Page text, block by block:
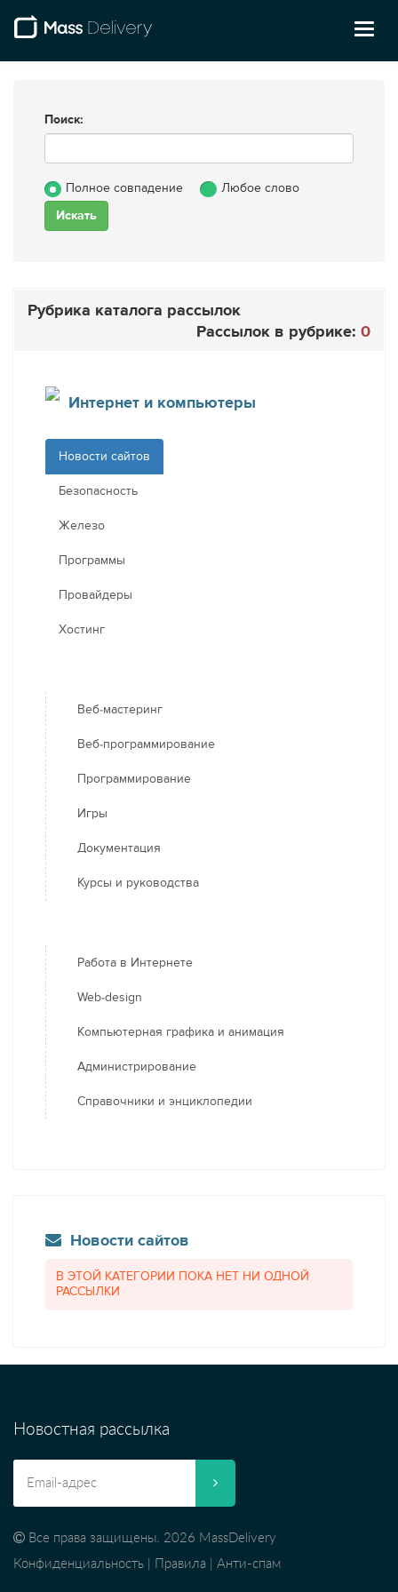
Поиск:
Полное совпадение Любое слово
Рубрика каталога рассылок
Рассылок в рубрике: 0
Интернет и компьютеры
Новости сайтов
Безопасность
Железо
Программы
Провайдеры
Хостинг
Веб-мастеринг
Веб-программирование
Программирование
Игры
Документация
Курсы и руководства
Работа в Интернете
Web-design
Компьютерная графика и анимация
Администрирование
Справочники и энциклопедии
Новости сайтов
В ЭТОЙ КАТЕГОРИИ ПОКА НЕТ НИ ОДНОЙ
РАССЫЛКИ
Новостная рассылка
Все права защищены. 2026 MassDelivery
Конфиденциальность
Правила Анти-спам